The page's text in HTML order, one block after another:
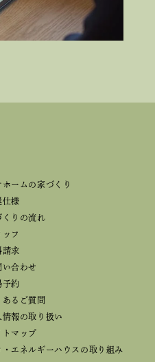
ホームの家づくり
仕様
くりの流れ
ッフ
請求
い合わせ
予約
あるご質問
情報の取り扱い
トマップ
・エネルギーハウスの取り組み